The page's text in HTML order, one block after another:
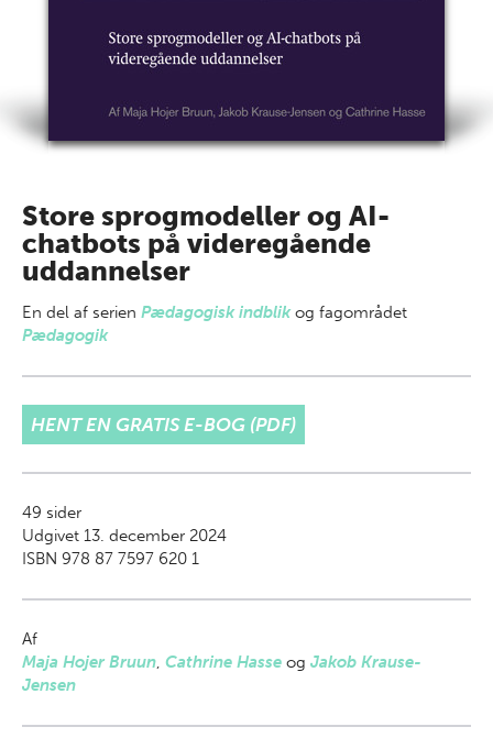
Store sprogmodeller og AI-
chatbots på videregående
uddannelser
En del af serien Pædagogisk indblik og fagområdet
Pædagogik
HENT EN GRATIS E-BOG (PDF)
49 sider
Udgivet 13. december 2024
ISBN 978 87 7597 620 1
Af
Maja Hojer Bruun, Cathrine Hasse og Jakob Krause-
Jensen